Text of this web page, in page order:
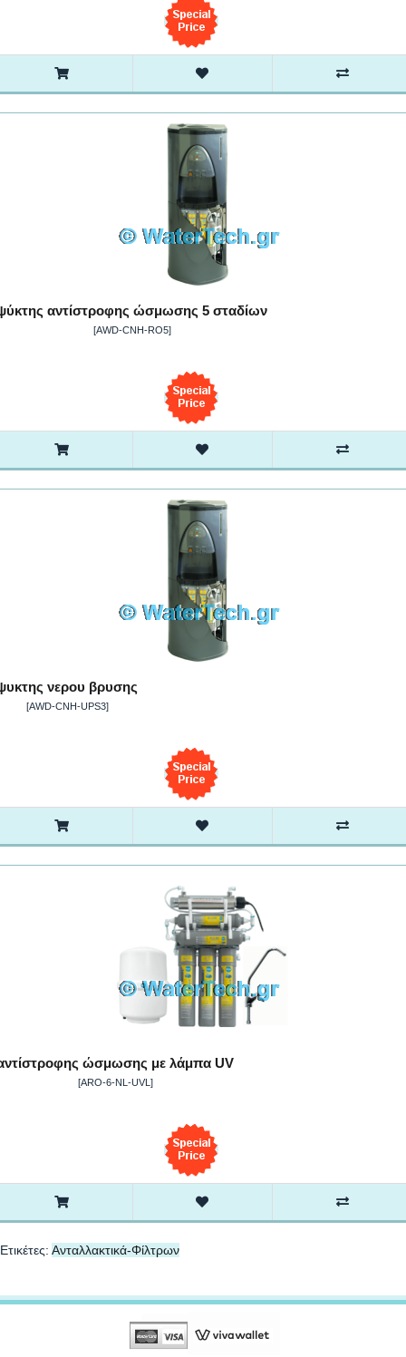
αντίστροφης ώσμωσης 5 σταδίων
[AWD-CNH-RO5]
νερου βρυσης
[AWD-CNH-UPS3]
ώσμωσης με λάμπα UV
[ARO-6-NL-UVL]
Ετικέτες: Ανταλλακτικά-Φίλτρων